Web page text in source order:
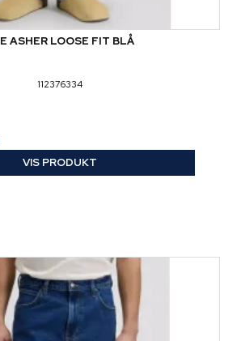
ASHER LOOSE FIT BLÅ
112376334
VIS PRODUKT